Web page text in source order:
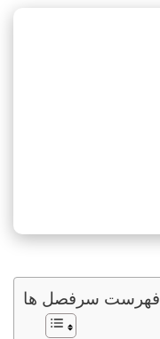
فهرست سرفصل ها